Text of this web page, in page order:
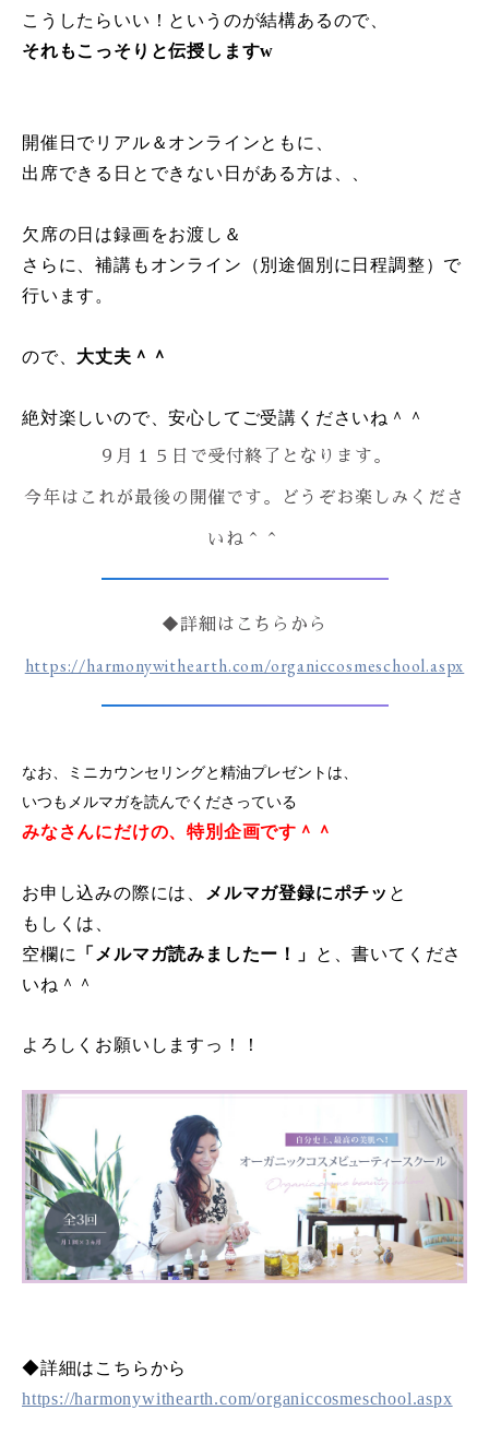
こうしたらいい！というのが結構あるので、
それもこっそりと伝授しますw
開催日でリアル＆オンラインともに、
出席できる日とできない日がある方は、、
欠席の日は録画をお渡し＆
さらに、補講もオンライン（別途個別に日程調整）で
行います。
ので、 大丈夫＾＾
絶対楽しいので、安心してご受講くださいね＾＾
９月１５日で受付終了となります。
今年はこれが最後の開催です。どうぞお楽しみくださ
いね＾＾
◆詳細はこちらから
https://harmonywithearth.com/organiccosmeschool.aspx
なお、ミニカウンセリングと精油プレゼントは、
いつもメルマガを読んでくださっている
みなさんにだけの、特別企画です＾＾
お申し込みの際には、 メルマガ登録にポチッ と
もしくは、
空欄に
「メルマガ読みましたー！」
と、書いてくださ
いね＾＾
よろしくお願いしますっ！！
◆詳細はこちらから
https://harmonywithearth.com/organiccosmeschool.aspx